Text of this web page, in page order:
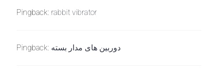
Pingback: rabbit vibrator
Pingback: دوربین های مدار بسته